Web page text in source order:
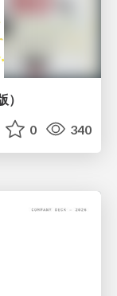
0 340